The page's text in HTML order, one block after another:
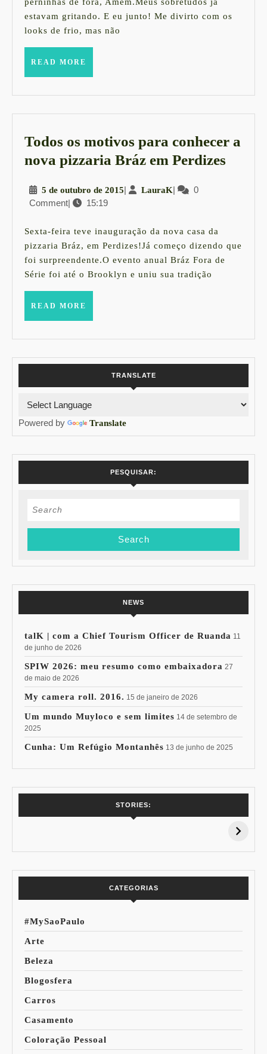
&
Ps:
férias
estavam gritando. E eu junto! Me divirto com os
looks de frio, mas não
READ MORE
Todos os motivos para conhecer a
nova pizzaria Bráz em Perdizes
a
5 de outubro de 20155
de
2015
| LauraKLauraK
|
0
Comment| 15:19
Sexta-feira teve inauguração da nova casa da
pizzaria Bráz, em Perdizes!Já começo dizendo que
foi surpreendente.O evento anual Bráz Fora de
Série foi até o Brooklyn e uniu sua tradição
READ MORE
TRANSLATE
Powered by Translate
PESQUISAR:
Search
NEWS
talK | com a Chief Tourism Officer de Ruanda 11
de junho de 2026
SPIW 2026: meu resumo como embaixadora 27
de maio de 2026
My camera roll. 2016. 15 de janeiro de 2026
Um mundo Muyloco e sem limites 14 de setembro de
2025
Cunha: Um Refúgio Montanhês 13 de junho de 2025
STORIES:
15% de
Pessoal: Os
CATEGORIAS
#MySaoPaulo
Arte
Beleza
Blogosfera
Carros
Casamento
Coloração Pessoal